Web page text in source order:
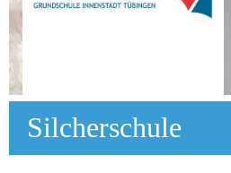
Silcherschule